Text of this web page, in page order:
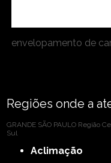
envelopamento de
Regiões onde a
GRANDE SÃO PAULO Região
Sul
Aclimação